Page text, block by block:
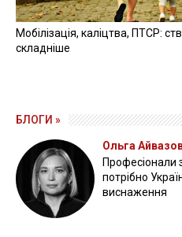
Мобілізація, каліцтва, ПТСР:
складніше
БЛОГИ »
Ольга
Професіонали
потрібно
виснаження